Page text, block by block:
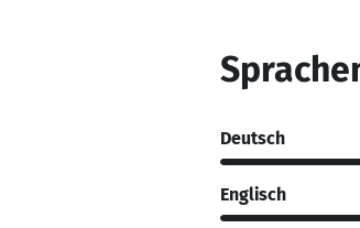
Deutsch
Englisch